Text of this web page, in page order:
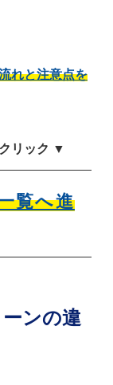
れと注意点を
リック ▼
覧へ進
ンの違